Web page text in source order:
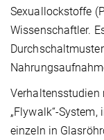
Sexuallockstoffe
Wissenschaftler.
„Flywalk“-
einzeln in